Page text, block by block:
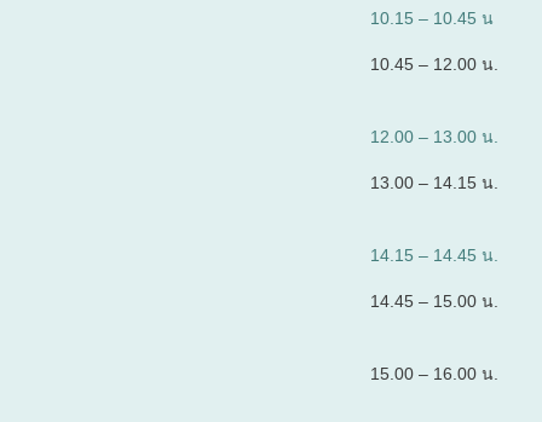
10.15 – 10.45 น
10.45 – 12.00 น.
12.00 – 13.00 น.
13.00 – 14.15 น.
14.15 – 14.45 น.
14.45 – 15.00 น.
15.00 – 16.00 น.